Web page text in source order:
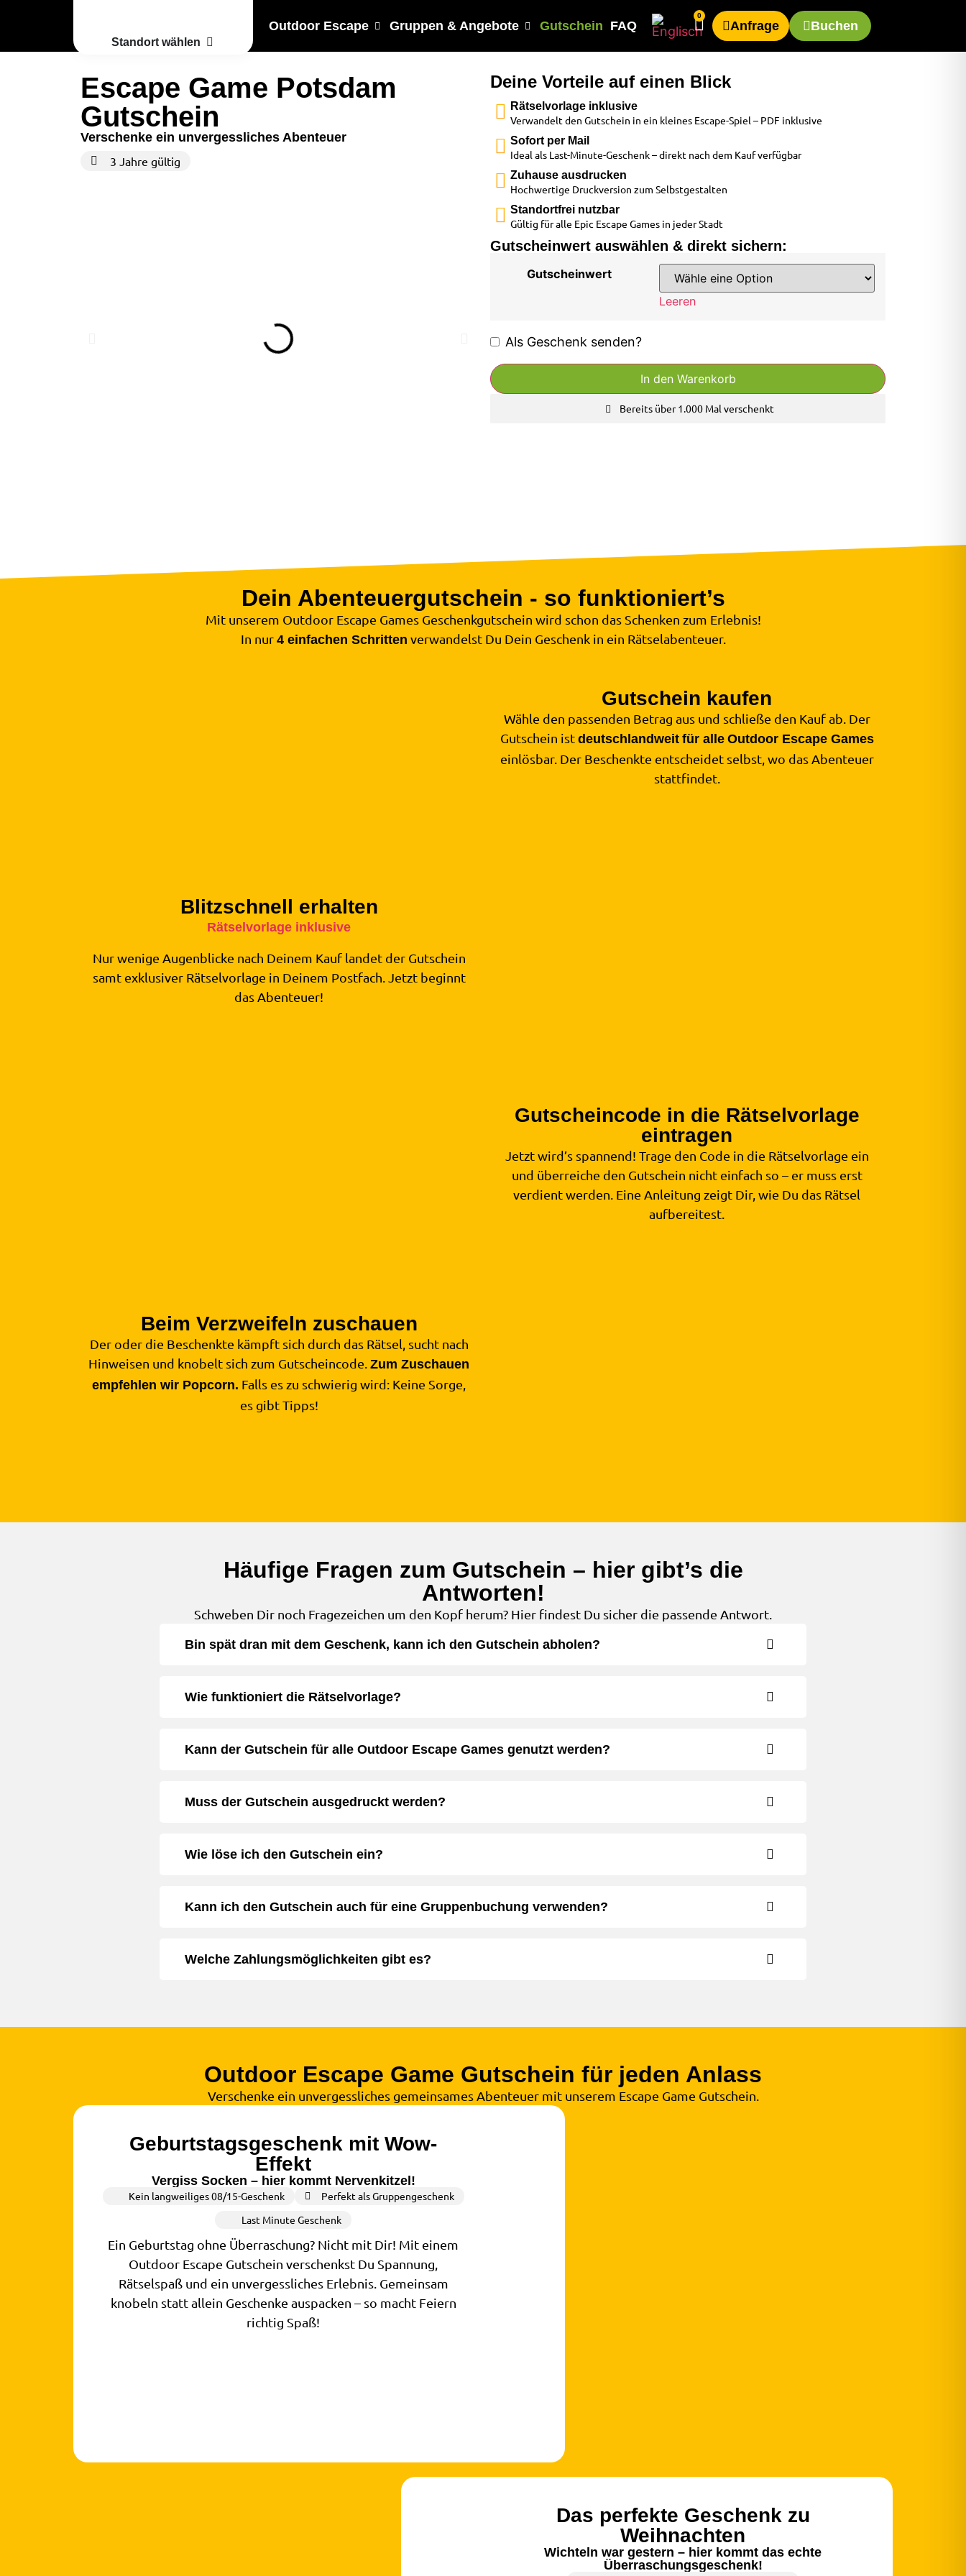
Standort wählen
Outdoor Escape Gruppen & Angebote Gutschein FAQ
0
Anfrage Buchen
Escape Game Potsdam
Gutschein
Verschenke ein unvergessliches Abenteuer
3 Jahre gültig
Deine Vorteile auf einen Blick
Rätselvorlage inklusive
Verwandelt den Gutschein in ein kleines Escape-Spiel – PDF inklusive
Sofort per Mail
Ideal als Last-Minute-Geschenk – direkt nach dem Kauf verfügbar
Zuhause ausdrucken
Hochwertige Druckversion zum Selbstgestalten
Standortfrei nutzbar
Gültig für alle Epic Escape Games in jeder Stadt
Gutscheinwert auswählen & direkt sichern:
Gutscheinwert
Leeren
Als Geschenk senden?
In den Warenkorb
Bereits über 1.000 Mal verschenkt
Dein Abenteuergutschein - so funktioniert’s
Mit unserem Outdoor Escape Games Geschenkgutschein wird schon das Schenken zum Erlebnis!
In nur 4 einfachen Schritten verwandelst Du Dein Geschenk in ein Rätselabenteuer.
Gutschein kaufen
Wähle den passenden Betrag aus und schließe den Kauf ab. Der
Gutschein ist deutschlandweit für alle Outdoor Escape Games
einlösbar. Der Beschenkte entscheidet selbst, wo das Abenteuer
stattfindet.
Blitzschnell erhalten
Rätselvorlage inklusive
Nur wenige Augenblicke nach Deinem Kauf landet der Gutschein
samt exklusiver Rätselvorlage in Deinem Postfach. Jetzt beginnt
das Abenteuer!
Gutscheincode in die Rätselvorlage
eintragen
Jetzt wird’s spannend! Trage den Code in die Rätselvorlage ein
und überreiche den Gutschein nicht einfach so – er muss erst
verdient werden. Eine Anleitung zeigt Dir, wie Du das Rätsel
aufbereitest.
Beim Verzweifeln zuschauen
Der oder die Beschenkte kämpft sich durch das Rätsel, sucht nach
Hinweisen und knobelt sich zum Gutscheincode.Zum Zuschauen
empfehlen wir Popcorn. Falls es zu schwierig wird: Keine Sorge,
es gibt Tipps!
Häufige Fragen zum Gutschein – hier gibt’s die
Antworten!
Schweben Dir noch Fragezeichen um den Kopf herum? Hier findest Du sicher die passende Antwort.
Bin spät dran mit dem Geschenk, kann ich den Gutschein abholen?
Wie funktioniert die Rätselvorlage?
Kann der Gutschein für alle Outdoor Escape Games genutzt werden?
Muss der Gutschein ausgedruckt werden?
Wie löse ich den Gutschein ein?
Kann ich den Gutschein auch für eine Gruppenbuchung verwenden?
Welche Zahlungsmöglichkeiten gibt es?
Outdoor Escape Game Gutschein für jeden Anlass
Verschenke ein unvergessliches gemeinsames Abenteuer mit unserem Escape Game Gutschein.
Geburtstagsgeschenk mit Wow-
Effekt
Vergiss Socken – hier kommt Nervenkitzel!
Kein langweiliges 08/15-Geschenk
Perfekt als Gruppengeschenk
Last Minute Geschenk
Ein Geburtstag ohne Überraschung? Nicht mit Dir! Mit einem
Outdoor Escape Gutschein verschenkst Du Spannung,
Rätselspaß und ein unvergessliches Erlebnis. Gemeinsam
knobeln statt allein Geschenke auspacken – so macht Feiern
richtig Spaß!
Das perfekte Geschenk zu
Weihnachten
Wichteln war gestern – hier kommt das echte
Überraschungsgeschenk!